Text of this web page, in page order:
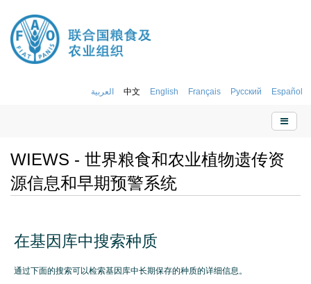
العربية 中文 English Français Русский Español
WIEWS - 世界粮食和农业植物遗传资
源信息和早期预警系统
在基因库中搜索种质
通过下面的搜索可以检索基因库中长期保存的种质的详细信息。